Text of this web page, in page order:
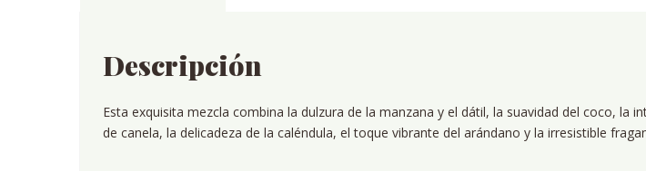
Descripción
Esta exquisita mezcla combina la dulzura de la manzana y el dátil, la suavidad del coco,
de canela, la delicadeza de la caléndula, el toque vibrante del arándano y la irresistible